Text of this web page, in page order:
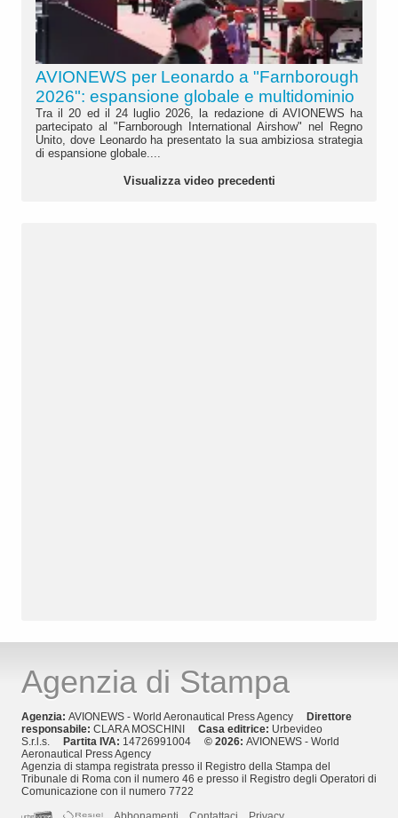
AVIONEWS per Leonardo a "Farnborough
2026": espansione globale e multidominio
Tra il 20 ed il 24 luglio 2026, la redazione di AVIONEWS ha
partecipato al "Farnborough International Airshow" nel Regno
Unito, dove Leonardo ha presentato la sua ambiziosa strategia
di espansione globale....
Visualizza video precedenti
Agenzia di Stampa
Agenzia: AVIONEWS - World Aeronautical Press Agency Direttore
responsabile: CLARA MOSCHINI Casa editrice: Urbevideo
S.r.l.s. Partita IVA: 14726991004 © 2026: AVIONEWS - World
Aeronautical Press Agency
Agenzia di stampa registrata presso il Registro della Stampa del
Tribunale di Roma con il numero 46 e presso il Registro degli Operatori di
Comunicazione con il numero 7722